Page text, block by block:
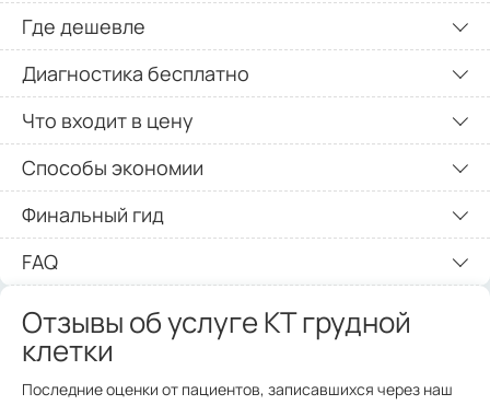
Где дешевле
Диагностика бесплатно
Что входит в цену
Способы экономии
Финальный гид
FAQ
Отзывы об услуге КТ грудной
клетки
Последние оценки от пациентов, записавшихся через наш